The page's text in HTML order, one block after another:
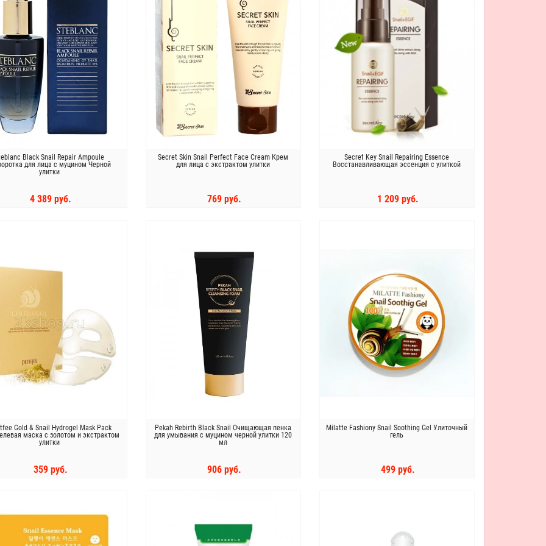
Black Snail Repair Ampoule
для лица с муцином Черной
улитки
4 389 руб.
Secret Skin Snail Perfect Face Cream Крем
для лица с экстрактом улитки
769 руб.
Secret Key Snail Repairing Essence
Восстанавливающая эссенция с улиткой
1 209 руб.
Gold & Snail Hydrogel Mask Pack
маска с золотом и экстрактом
улитки
359 руб.
Pekah Rebirth Black Snail Очищающая пенка
для умывания с муцином черной улитки 120
мл
906 руб.
Milatte Fashiony Snail Soothing Gel Улиточный
гель
499 руб.